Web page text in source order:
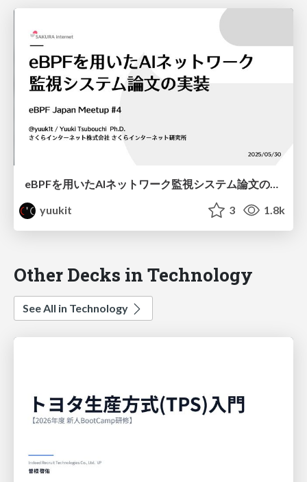
eBPFを用いたAIネットワーク監視システム論文の実装 / eBPF Japan Meetup #4
yuukit
3 1.8k
Other Decks in Technology
See All in Technology